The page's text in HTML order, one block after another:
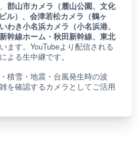
郡山市カメラ（麓山公園、文化
ル）、会津若松カメラ（鶴ヶ
わき小名浜カメラ（小名浜港、
幹線ホーム・秋田新幹線、東北
ます。YouTubeより配信される
よる生中継です。
積雪・地震・台風発生時の波
を確認するカメラとしてご活用